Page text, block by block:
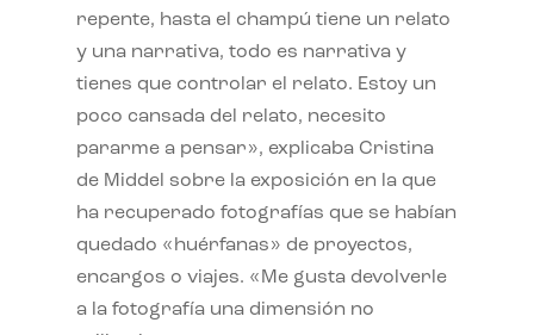
repente, hasta el champú tiene un relato
y una narrativa, todo es narrativa y
tienes que controlar el relato. Estoy un
poco cansada del relato, necesito
pararme a pensar», explicaba Cristina
de Middel sobre la exposición en la que
ha recuperado fotografías que se habían
quedado «huérfanas» de proyectos,
encargos o viajes. «Me gusta devolverle
a la fotografía una dimensión no